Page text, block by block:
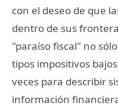
con el deseo de que
dentro de sus
"paraíso fiscal" no
tipos impositivos
veces para describir
información